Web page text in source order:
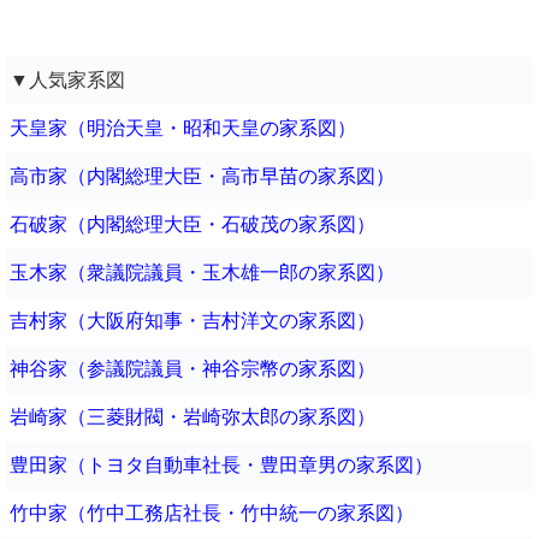
▼人気家系図
天皇家（明治天皇・昭和天皇の家系図）
高市家（内閣総理大臣・高市早苗の家系図）
石破家（内閣総理大臣・石破茂の家系図）
玉木家（衆議院議員・玉木雄一郎の家系図）
吉村家（大阪府知事・吉村洋文の家系図）
神谷家（参議院議員・神谷宗幣の家系図）
岩崎家（三菱財閥・岩崎弥太郎の家系図）
豊田家（トヨタ自動車社長・豊田章男の家系図）
竹中家（竹中工務店社長・竹中統一の家系図）